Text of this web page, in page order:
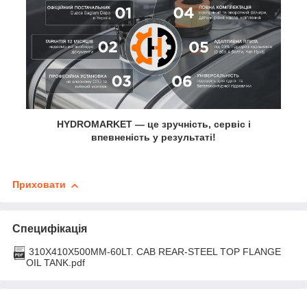
HYDROMARKET — це зручність, сервіс і
впевненість у результаті!
Приховати
Специфікація
310X410X500MM-60LT. CAB REAR-STEEL TOP FLANGE
OIL TANK.pdf